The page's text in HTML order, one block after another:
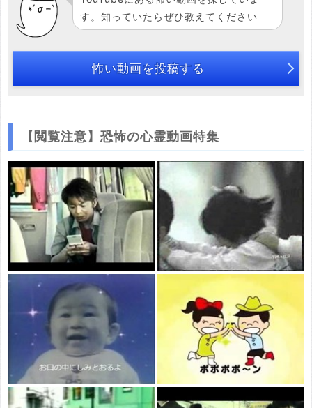
す。知っていたらぜひ教えてください
怖い動画を投稿する
【閲覧注意】恐怖の心霊動画特集